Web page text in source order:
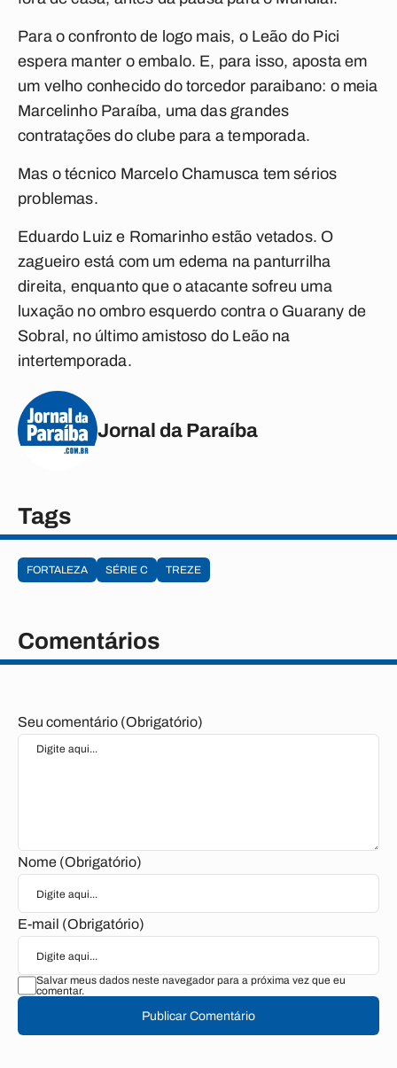
Para o confronto de logo mais, o Leão do Pici
espera manter o embalo. E, para isso, aposta em
um velho conhecido do torcedor paraibano: o meia
Marcelinho Paraíba, uma das grandes
contratações do clube para a temporada.
Mas o técnico Marcelo Chamusca tem sérios
problemas.
Eduardo Luiz e Romarinho estão vetados. O
zagueiro está com um edema na panturrilha
direita, enquanto que o atacante sofreu uma
luxação no ombro esquerdo contra o Guarany de
Sobral, no último amistoso do Leão na
intertemporada.
Jornal da Paraíba
Tags
FORTALEZA SÉRIE C TREZE
Comentários
Seu comentário (Obrigatório)
Nome (Obrigatório)
E-mail (Obrigatório)
Salvar meus dados neste navegador para a próxima vez que eu
comentar.
Publicar Comentário